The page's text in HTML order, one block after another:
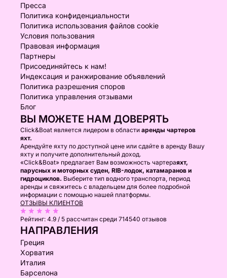
Пресса
Политика конфиденциальности
Политика использования файлов cookie
Условия пользования
Правовая информация
Партнеры
Присоединяйтесь к нам!
Индексация и ранжирование объявлений
Политика разрешения споров
Политика управления отзывами
Блог
ВЫ МОЖЕТЕ НАМ ДОВЕРЯТЬ
Click&Boat является лидером в области аренды чартеров
яхт.
Арендуйте яхту по доступной цене или сдайте в аренду Вашу
яхту и получите дополнительный доход.
«Click&Boat» предлагает Вам возможность чартераяхт,
парусных и моторных суден, RIB-лодок, катамаранов и
гидроциклов. Выберите тип водного транспорта, период
аренды и свяжитесь с владельцем для более подробной
информации с помощью нашей платформы.
ОТЗЫВЫ КЛИЕНТОВ
Рейтинг: 4.9 / 5 рассчитан среди 714540 отзывов
НАПРАВЛЕНИЯ
Греция
Хорватия
Италия
Барселона